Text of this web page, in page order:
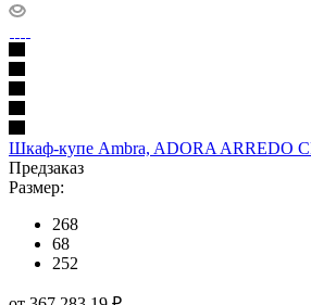
Шкаф-купе Ambra, ADORA ARREDO
Предзаказ
Размер:
268
68
252